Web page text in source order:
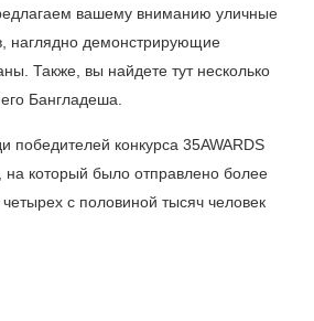
вашему вниманию уличные
наглядно демонстрирующие
Также, вы найдете тут несколько
Бангладеша.
победителей конкурса 35AWARDS
на который было отправлено более
с половиной тысяч человек